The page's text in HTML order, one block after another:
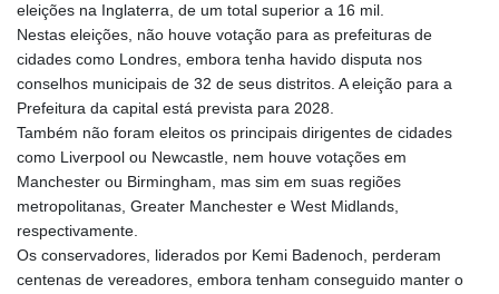
eleições na Inglaterra, de um total superior a 16 mil.
Nestas eleições, não houve votação para as prefeituras de
cidades como Londres, embora tenha havido disputa nos
conselhos municipais de 32 de seus distritos. A eleição para a
Prefeitura da capital está prevista para 2028.
Também não foram eleitos os principais dirigentes de cidades
como Liverpool ou Newcastle, nem houve votações em
Manchester ou Birmingham, mas sim em suas regiões
metropolitanas, Greater Manchester e West Midlands,
respectivamente.
Os conservadores, liderados por Kemi Badenoch, perderam
centenas de vereadores, embora tenham conseguido manter o